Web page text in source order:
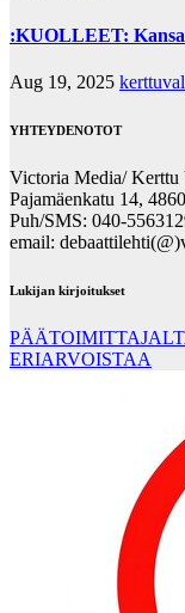
:KUOLLEET:
Aug 19, 2025
YHTEYDENOTOT
Victoria Media/ Kerttu
Pajamäenkatu 14,
Puh/SMS: 040-
email:
Lukijan kirjoitukset
ERIARVOISTAA